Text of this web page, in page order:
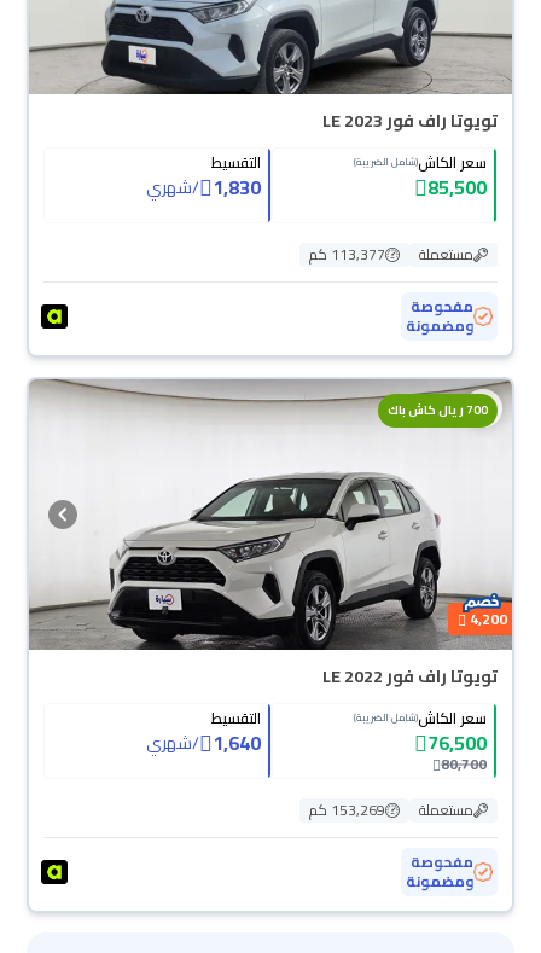
تويوتا راف فور LE 2023
سعر الكاش(شامل الضريبة)
85,500
التقسيط
1,830
/شهري
مستعملة
113,377 كم
مفحوصة
ومضمونة
700 ريال كاش باك
4,200
تويوتا راف فور LE 2022
سعر الكاش(شامل الضريبة)
76,500
80,700
التقسيط
1,640
/شهري
مستعملة
153,269 كم
مفحوصة
ومضمونة